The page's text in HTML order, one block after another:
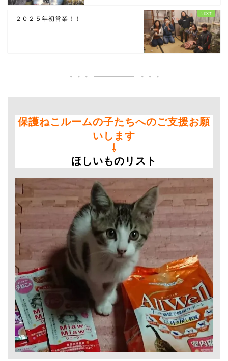
２０２５年初営業！！
保護ねこルームの子たちへのご支援お願
いします
⇩
ほしいものリスト